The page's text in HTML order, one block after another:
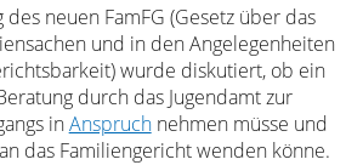
neuen FamFG (Gesetz über das
und in den Angelegenheiten
wurde diskutiert, ob ein
durch das Jugendamt zur
inAnspruchnehmen müsse und
das Familiengericht wenden könne.